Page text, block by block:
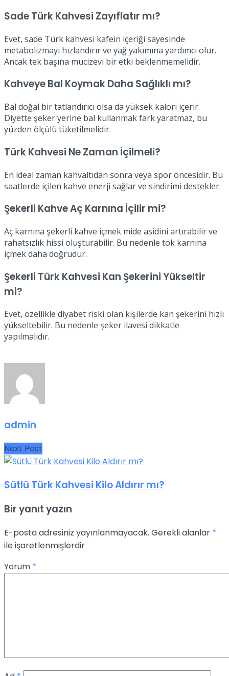
Sade Türk Kahvesi Zayıflatır mı?
Evet, sade Türk kahvesi kafein içeriği sayesinde
metabolizmayı hızlandırır ve yağ yakımına yardımcı olur.
Ancak tek başına mucizevi bir etki beklenmemelidir.
Kahveye Bal Koymak Daha Sağlıklı mı?
Bal doğal bir tatlandırıcı olsa da yüksek kalori içerir.
Diyette şeker yerine bal kullanmak fark yaratmaz, bu
yüzden ölçülü tüketilmelidir.
Türk Kahvesi Ne Zaman İçilmeli?
En ideal zaman kahvaltıdan sonra veya spor öncesidir. Bu
saatlerde içilen kahve enerji sağlar ve sindirimi destekler.
Şekerli Kahve Aç Karnına İçilir mi?
Aç karnına şekerli kahve içmek mide asidini artırabilir ve
rahatsızlık hissi oluşturabilir. Bu nedenle tok karnına
içmek daha doğrudur.
Şekerli Türk Kahvesi Kan Şekerini Yükseltir
mi?
Evet, özellikle diyabet riski olan kişilerde kan şekerini hızlı
yükseltebilir. Bu nedenle şeker ilavesi dikkatle
yapılmalıdır.
admin
Next Post
Sütlü Türk Kahvesi Kilo Aldırır mı?
Bir yanıt yazın
E-posta adresiniz yayınlanmayacak. Gerekli alanlar *
ile işaretlenmişlerdir
Yorum *